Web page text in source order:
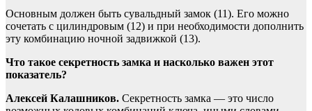
Основным должен быть сувальдный замок (11). Его можно
сочетать с цилиндровым (12) и при необходимости дополнить
эту комбинацию ночной задвижкой (13).
Что такое секретность замка и насколько важен этот
показатель?
Алексей Калашников. Секретность замка — это число